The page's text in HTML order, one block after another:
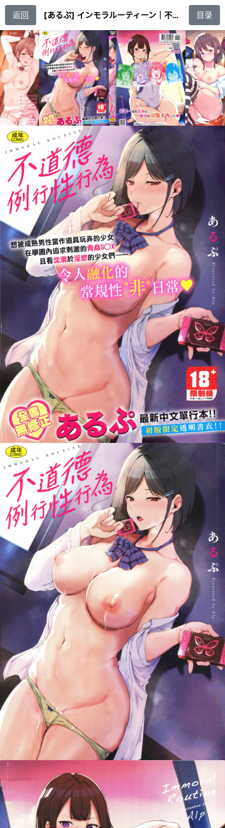
返回 [あるぷ] インモラルーティーン｜不道德例行性行為 [中国翻訳] [無修正] 目录